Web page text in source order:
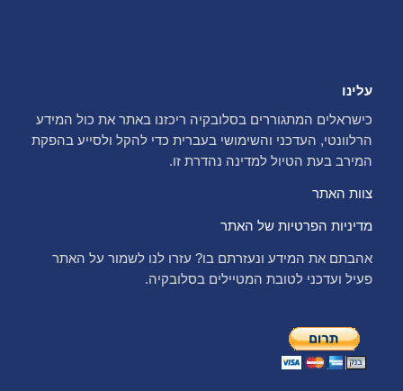
עלינו
כישראלים המתגוררים בסלובקיה ריכזנו באתר את כול המידע
הרלוונטי, העדכני והשימושי בעברית כדי להקל ולסייע בהפקת
המירב בעת הטיול למדינה נהדרת זו.
צוות האתר
מדיניות הפרטיות של האתר
אהבתם את המידע ונעזרתם בו? עזרו לנו לשמור על האתר
פעיל ועדכני לטובת המטיילים בסלובקיה.